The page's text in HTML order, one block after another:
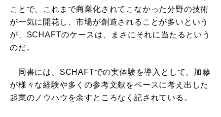
ことで、これまで商業化されてこなかった分野の技術
が一気に開花し、市場が創造されることが多いという
が、SCHAFTのケースは、まさにそれに当たるという
のだ。
同書には、SCHAFTでの実体験を導入として、加藤
が様々な経験や多くの参考文献をベースに考え出した
起業のノウハウを余すところなく記されている。